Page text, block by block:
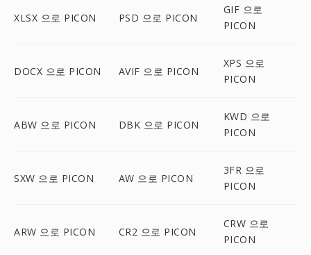
XLSX 으로 PICON PSD 으로 PICON
GIF 으로
PICON
DOCX 으로 PICON AVIF 으로 PICON
XPS 으로
PICON
ABW 으로 PICON DBK 으로 PICON
KWD 으로
PICON
SXW 으로 PICON AW 으로 PICON
3FR 으로
PICON
ARW 으로 PICON CR2 으로 PICON
CRW 으로
PICON